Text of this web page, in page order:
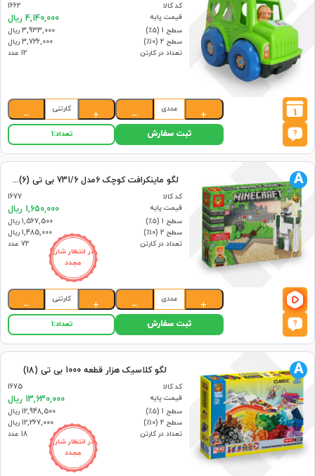
کد کالا
1662
قیمت پایه
4,140,000 ریال
سطح 1 (۵٪)
3,933,000 ریال
سطح 2 (۱۰٪)
3,726,000 ریال
تعداد در کارتن
12 عدد
1
+
عددی
−
+
کارتنی
−
ثبت سفارش تعداد:1
در انتظار شارژ
مجدد
لگو ماینکرافت کوچک 6مدل 731/6 بی تی (6)(72)
کد کالا
1677
قیمت پایه
1,650,000 ریال
سطح 1 (۵٪)
1,567,500 ریال
سطح 2 (۱۰٪)
1,485,000 ریال
تعداد در کارتن
72 عدد
A
+
عددی
−
+
کارتنی
−
ثبت سفارش تعداد:1
در انتظار شارژ
مجدد
لگو کلاسیک هزار قطعه 1000 بی تی (18)
کد کالا
1675
قیمت پایه
13,630,000 ریال
سطح 1 (۵٪)
12,948,500 ریال
سطح 2 (۱۰٪)
12,267,000 ریال
تعداد در کارتن
18 عدد
A